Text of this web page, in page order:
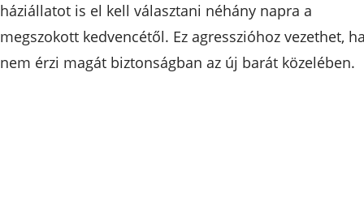
háziállatot is el kell választani néhány napra a
megszokott kedvencétől. Ez agresszióhoz vezethet,
nem érzi magát biztonságban az új barát közelében.